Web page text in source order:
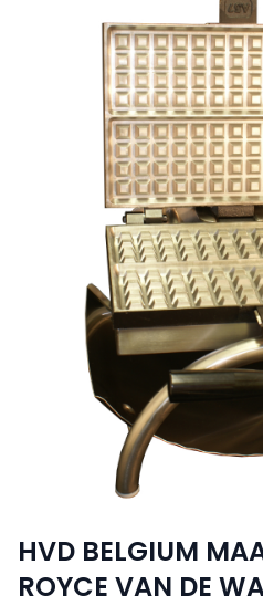
HVD BELGIUM
ROYCE VAN DE